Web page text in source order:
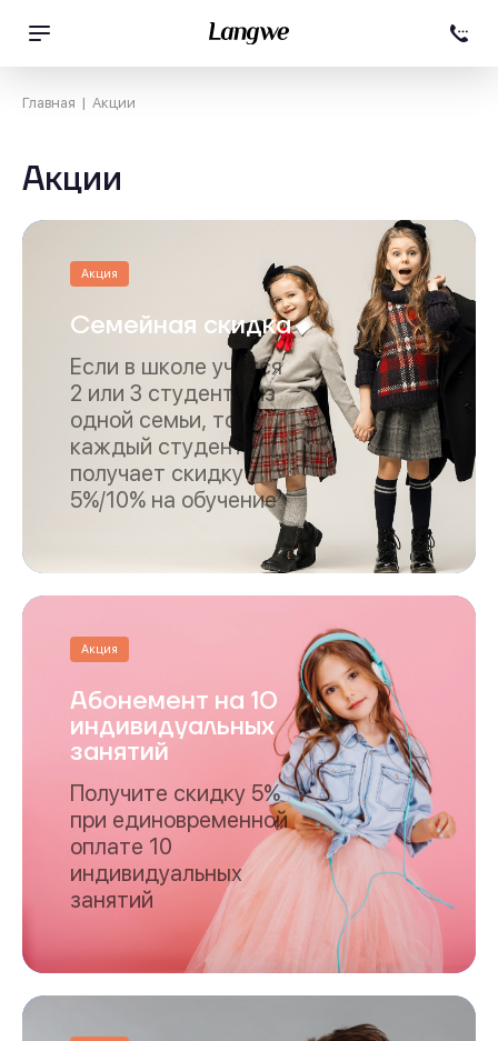
Главная Акции
Акции
Акция
Семейная скидка
Если в школе учатся
2 или 3 студента из
одной семьи, то
каждый студент
получает скидку
5%/10% на обучение
Акция
Абонемент на 10
индивидуальных
занятий
Получите скидку 5%
при единовременной
оплате 10
индивидуальных
занятий